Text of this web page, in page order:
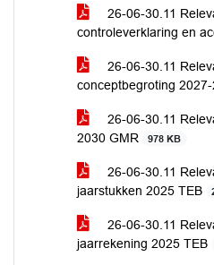
26-06-30.11
controleverklaring en
26-06-30.11
conceptbegroting
26-06-30.11
2030 GMR
978 KB
26-06-30.11
jaarstukken 2025 TEB
26-06-30.11
jaarrekening 2025 TEB